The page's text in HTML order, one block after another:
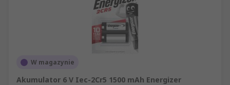
W magazynie
Akumulator 6 V Iec-2Cr5 1500 mAh Energizer